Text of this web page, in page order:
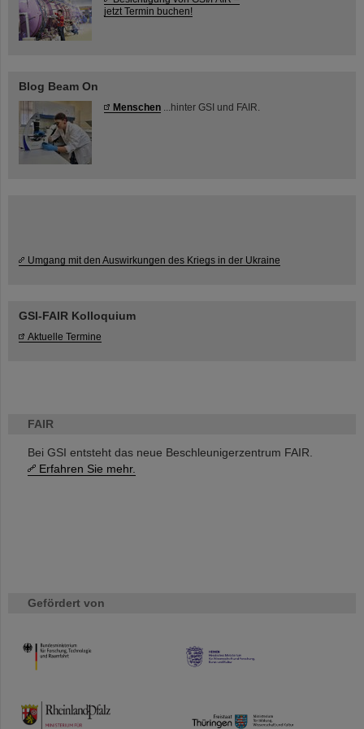
FAIR
Bei GSI entsteht das neue Beschleunigerzentrum FAIR.
Erfahren Sie mehr.
Gefördert von
HMWK
TMWWDG
jetzt Termin buchen!
Blog Beam On
Menschen ...hinter GSI und FAIR.
Umgang mit den Auswirkungen des Kriegs in der Ukraine
GSI-FAIR Kolloquium
Aktuelle Termine